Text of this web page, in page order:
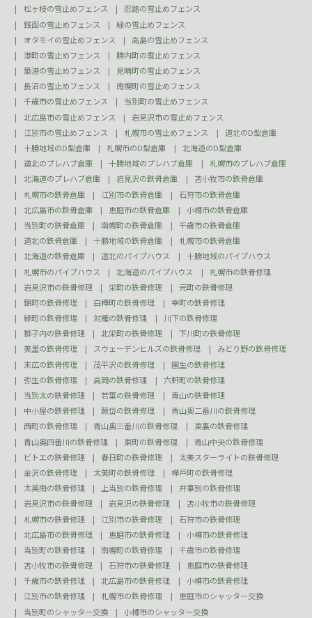
松ヶ枝の雪止めフェンス
忍路の雪止めフェンス
銭函の雪止めフェンス
緑の雪止めフェンス
オタモイの雪止めフェンス
高島の雪止めフェンス
港町の雪止めフェンス
勝内町の雪止めフェンス
築港の雪止めフェンス
見晴町の雪止めフェンス
長沼の雪止めフェンス
南幌町の雪止めフェンス
千歳市の雪止めフェンス
当別町の雪止めフェンス
北広島市の雪止めフェンス
岩見沢市の雪止めフェンス
江別市の雪止めフェンス
札幌市の雪止めフェンス
道北のD型倉庫
十勝地域のD型倉庫
札幌市のD型倉庫
北海道のD型倉庫
道北のプレハブ倉庫
十勝地域のプレハブ倉庫
札幌市のプレハブ倉庫
北海道のプレハブ倉庫
岩見沢の鉄骨倉庫
苫小牧市の鉄骨倉庫
札幌市の鉄骨倉庫
江別市の鉄骨倉庫
石狩市の鉄骨倉庫
北広島市の鉄骨倉庫
恵庭市の鉄骨倉庫
小樽市の鉄骨倉庫
当別町の鉄骨倉庫
南幌町の鉄骨倉庫
千歳市の鉄骨倉庫
道北の鉄骨倉庫
十勝地域の鉄骨倉庫
札幌市の鉄骨倉庫
北海道の鉄骨倉庫
道北のパイプハウス
十勝地域のパイプハウス
札幌市のパイプハウス
北海道のパイプハウス
札幌市の鉄骨修理
岩見沢市の鉄骨修理
栄町の鉄骨修理
元町の鉄骨修理
錦町の鉄骨修理
白樺町の鉄骨修理
幸町の鉄骨修理
緑町の鉄骨修理
対雁の鉄骨修理
川下の鉄骨修理
獅子内の鉄骨修理
北栄町の鉄骨修理
下川町の鉄骨修理
美里の鉄骨修理
スウェーデンヒルズの鉄骨修理
みどり野の鉄骨修理
末広の鉄骨修理
茂平沢の鉄骨修理
園生の鉄骨修理
弥生の鉄骨修理
高岡の鉄骨修理
六軒町の鉄骨修理
当別太の鉄骨修理
若葉の鉄骨修理
青山の鉄骨修理
中小屋の鉄骨修理
蕨岱の鉄骨修理
青山奥二番川の鉄骨修理
西町の鉄骨修理
青山奥三番川の鉄骨修理
東裏の鉄骨修理
青山奥四番川の鉄骨修理
東町の鉄骨修理
青山中央の鉄骨修理
ビトエの鉄骨修理
春日町の鉄骨修理
太美スターライトの鉄骨修理
金沢の鉄骨修理
太美町の鉄骨修理
樺戸町の鉄骨修理
太美南の鉄骨修理
上当別の鉄骨修理
弁華別の鉄骨修理
岩見沢市の鉄骨修理
岩見沢の鉄骨修理
苫小牧市の鉄骨修理
札幌市の鉄骨修理
江別市の鉄骨修理
石狩市の鉄骨修理
北広島市の鉄骨修理
恵庭市の鉄骨修理
小樽市の鉄骨修理
当別町の鉄骨修理
南幌町の鉄骨修理
千歳市の鉄骨修理
苫小牧市の鉄骨修理
石狩市の鉄骨修理
恵庭市の鉄骨修理
千歳市の鉄骨修理
北広島市の鉄骨修理
小樽市の鉄骨修理
江別市の鉄骨修理
札幌市の鉄骨修理
恵庭市のシャッター交換
当別町のシャッター交換
小樽市のシャッター交換